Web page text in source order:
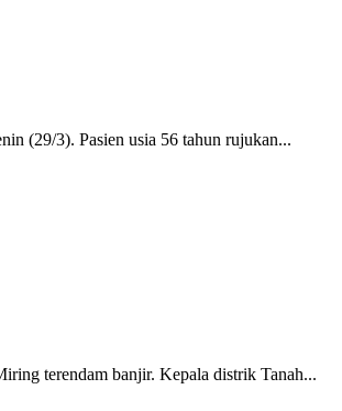
(29/3). Pasien usia 56 tahun rujukan...
terendam banjir. Kepala distrik Tanah...